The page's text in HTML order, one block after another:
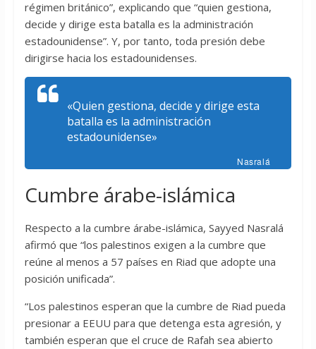
régimen británico”, explicando que “quien gestiona,
decide y dirige esta batalla es la administración
estadounidense”. Y, por tanto, toda presión debe
dirigirse hacia los estadounidenses.
«Quien gestiona, decide y dirige esta
batalla es la administración
estadounidense»
Nasralá
Cumbre árabe-islámica
Respecto a la cumbre árabe-islámica, Sayyed Nasralá
afirmó que “los palestinos exigen a la cumbre que
reúne al menos a 57 países en Riad que adopte una
posición unificada”.
“Los palestinos esperan que la cumbre de Riad pueda
presionar a EEUU para que detenga esta agresión, y
también esperan que el cruce de Rafah sea abierto